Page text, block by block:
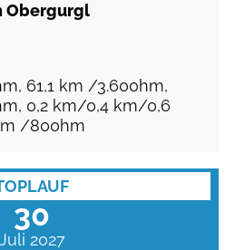
Obergurgl
61,1 km /3.600hm,
0,2 km/0,4 km/0,6
/800hm
30
Juli 2027